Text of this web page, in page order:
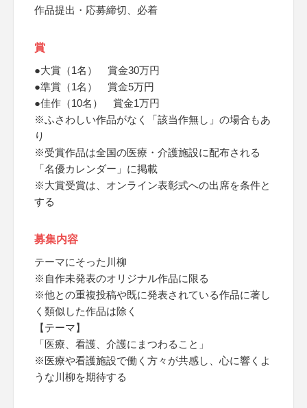
作品提出・応募締切、必着
賞
●大賞（1名） 賞金30万円
●準賞（1名） 賞金5万円
●佳作（10名） 賞金1万円
※ふさわしい作品がなく「該当作無し」の場合もあ
り
※受賞作品は全国の医療・介護施設に配布される
「名優カレンダー」に掲載
※大賞受賞は、オンライン表彰式への出席を条件と
する
募集内容
テーマにそった川柳
※自作未発表のオリジナル作品に限る
※他との重複投稿や既に発表されている作品に著し
く類似した作品は除く
【テーマ】
「医療、看護、介護にまつわること」
※医療や看護施設で働く方々が共感し、心に響くよ
うな川柳を期待する